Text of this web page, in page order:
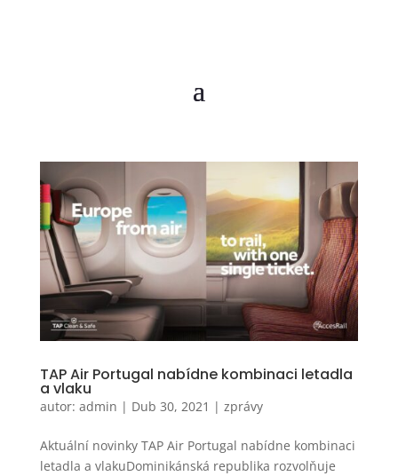
TAP Air Portugal nabídne kombinaci letadla
a vlaku
autor: admin | Dub 30, 2021 | zprávy
Aktuální novinky TAP Air Portugal nabídne kombinaci
letadla a vlakuDominikánská republika rozvolňuje